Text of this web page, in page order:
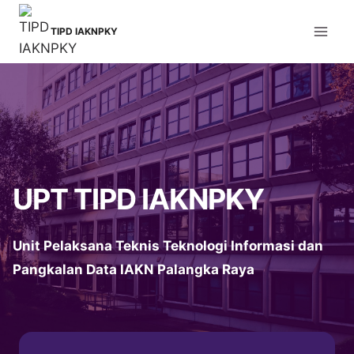
Skip
content
TIPD IAKNPKY
UPT TIPD IAKNPKY
Unit Pelaksana Teknis Teknologi Informasi dan
Pangkalan Data IAKN Palangka Raya